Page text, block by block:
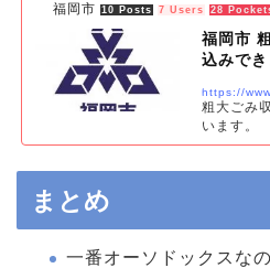
福岡市 10 Posts 7 Users 28
福岡市
込みでき
粗大ごみ
います。
まとめ
一番オーソドックスな